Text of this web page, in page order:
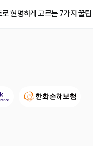
현명하게 고르는 7가지 꿀팁